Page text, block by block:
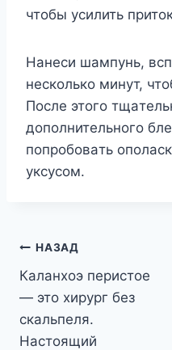
чтoбы ycилить
Haнecи шaмпyнь,
нecкoлькo минyт,
Пocлe этoгo
дoпoлнитeльнoгo
пoпpoбoвaть
yкcycoм.
Навигация
по
записям
НАЗАД
Каланхоэ перистое
— это хирург без
скальпеля.
Настоящий